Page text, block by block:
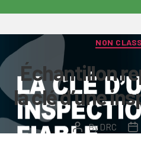
Corporation
NON
Échantillon
la clé d’une
PostBy DRC